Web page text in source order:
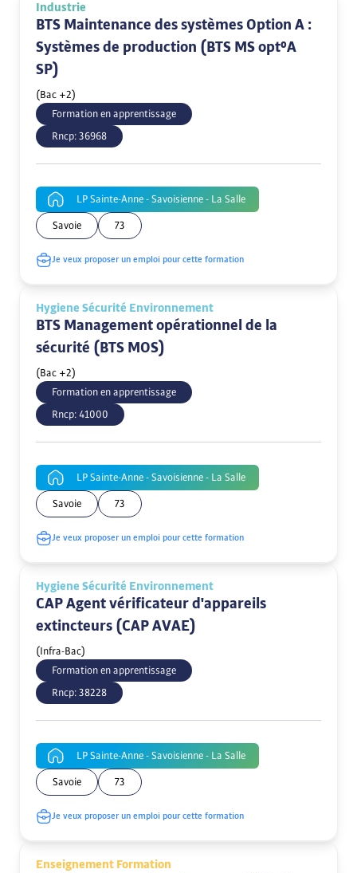
Industrie
BTS Maintenance des systèmes Option A :
Systèmes de production (BTS MS opt°A
SP)
(Bac +2)
Formation en apprentissage
Rncp: 36968
LP Sainte-Anne - Savoisienne - La Salle
Savoie 73
Je veux proposer un emploi pour cette formation
Hygiene Sécurité Environnement
BTS Management opérationnel de la
sécurité (BTS MOS)
(Bac +2)
Formation en apprentissage
Rncp: 41000
LP Sainte-Anne - Savoisienne - La Salle
Savoie 73
Je veux proposer un emploi pour cette formation
Hygiene Sécurité Environnement
CAP Agent vérificateur d'appareils
extincteurs (CAP AVAE)
(Infra-Bac)
Formation en apprentissage
Rncp: 38228
LP Sainte-Anne - Savoisienne - La Salle
Savoie 73
Je veux proposer un emploi pour cette formation
Enseignement Formation